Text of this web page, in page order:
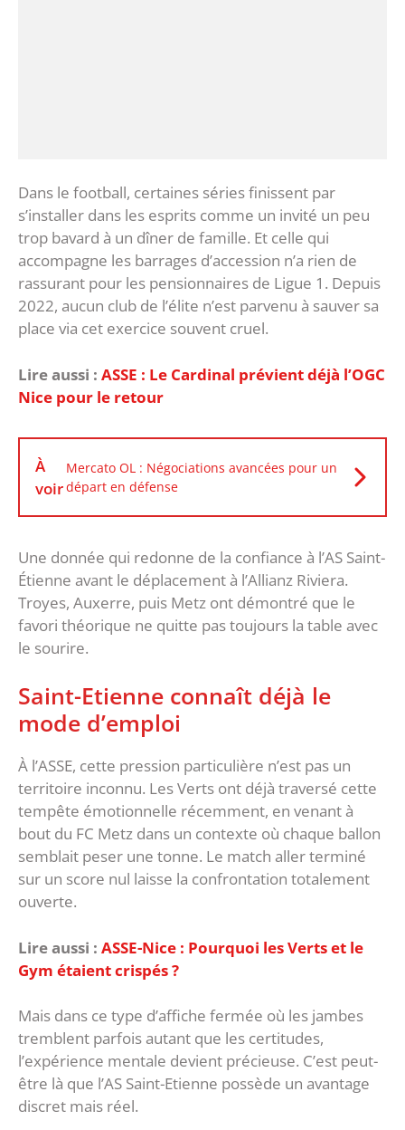
‎Dans le football, certaines séries finissent par
s’installer dans les esprits comme un invité un peu
trop bavard à un dîner de famille. Et celle qui
accompagne les barrages d’accession n’a rien de
rassurant pour les pensionnaires de Ligue 1. ‎Depuis
2022, aucun club de l’élite n’est parvenu à sauver sa
place via cet exercice souvent cruel.
Lire aussi : ‎ASSE : Le Cardinal prévient déjà l’OGC
Nice pour le retour
À
voir
Mercato OL : Négociations avancées pour un
départ en défense
Une donnée qui redonne de la confiance à l’AS Saint-
Étienne avant le déplacement à l’Allianz Riviera.
Troyes, Auxerre, puis Metz ont démontré que le
favori théorique ne quitte pas toujours la table avec
le sourire.
Saint-Etienne connaît déjà le
mode d’emploi
‎À l’ASSE, cette pression particulière n’est pas un
territoire inconnu. Les Verts ont déjà traversé cette
tempête émotionnelle récemment, en venant à
bout du FC Metz dans un contexte où chaque ballon
semblait peser une tonne. ‎Le match aller terminé
sur un score nul laisse la confrontation totalement
ouverte.
Lire aussi : ASSE-Nice : Pourquoi les Verts et le
Gym étaient crispés ?
Mais dans ce type d’affiche fermée où les jambes
tremblent parfois autant que les certitudes,
l’expérience mentale devient précieuse. C’est peut-
être là que l’AS Saint-Etienne possède un avantage
discret mais réel.